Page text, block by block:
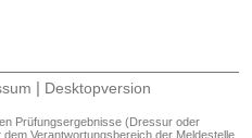
| Desktopversion
Prüfungsergebnisse (Dressur oder
Verantwortungsbereich der Meldestelle.